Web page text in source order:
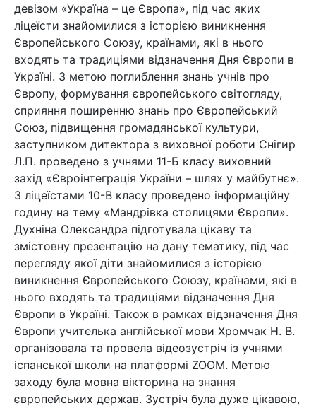
девізом «Україна – це Європа», під час яких
ліцеїсти знайомилися з історією виникнення
Європейського Союзу, країнами, які в нього
входять та традиціями відзначення Дня Європи в
Україні. З метою поглиблення знань учнів про
Європу, формування європейського світогляду,
сприяння поширенню знань про Європейський
Союз, підвищення громадянської культури,
заступником дитектора з виховної роботи Снігир
Л.П. проведено з учнями 11-Б класу виховний
захід «Євроінтеграція України – шлях у майбутнє».
З ліцеїстами 10-В класу проведено інформаційну
годину на тему «Мандрівка столицями Європи».
Духніна Олександра підготувала цікаву та
змістовну презентацію на дану тематику, під час
перегляду якої діти знайомилися з історією
виникнення Європейського Союзу, країнами, які в
нього входять та традиціями відзначення Дня
Європи в Україні. Також в рамках відзначення Дня
Європи учителька англійської мови Хромчак Н. В.
організовала та провела відеозустріч із учнями
іспанської школи на платформі ZOOM. Метою
заходу була мовна вікторина на знання
європейських держав. Зустріч була дуже цікавою,